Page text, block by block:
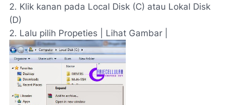
2. Klik kanan pada Local Disk (C) atau Lokal Disk
(D)
2. Lalu pilih Propeties | Lihat Gambar |